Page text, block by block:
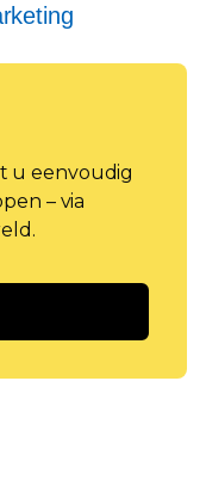
u eenvoudig
– via